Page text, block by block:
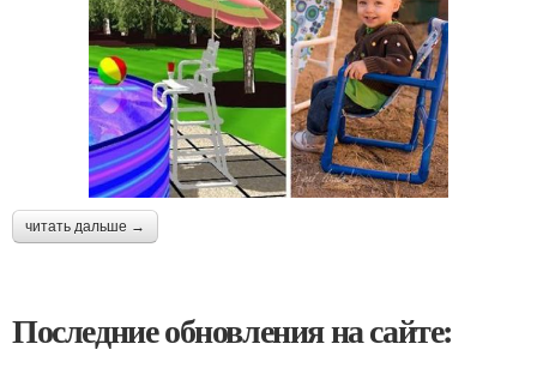
читать дальше →
Последние обновления на сайте: